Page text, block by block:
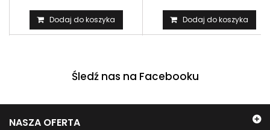
Dodaj do koszyka Dodaj do koszyka
Śledź nas na Facebooku
NASZA OFERTA